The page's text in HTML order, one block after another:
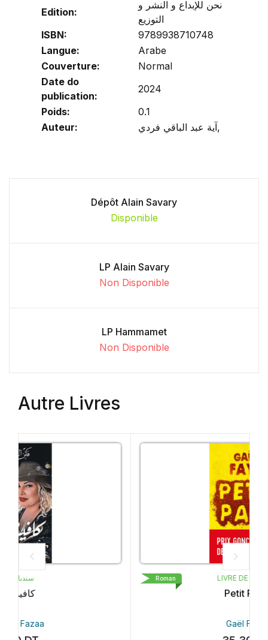
Edition:
نحن للإبداع و النشر و
التوزيع
ISBN:
9789938710748
Langue:
Arabe
Couverture:
Normal
Date do
publication:
2024
Poids:
0.1
Auteur:
آية عبد الباقي فردي,
Dépôt Alain Savary
Disponible
LP Alain Savary
Non Disponible
LP Hammamet
Non Disponible
Autre Livres
LIVRE DE POCHE